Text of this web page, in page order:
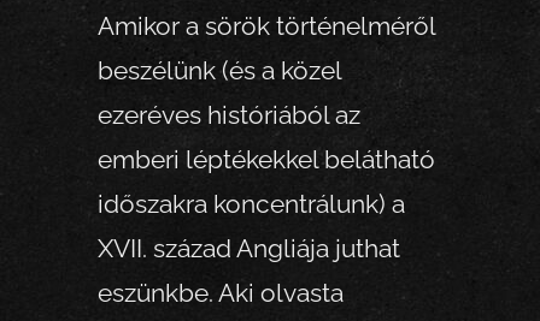
Amikor a sörök történelméről
beszélünk (és a közel
ezeréves históriából az
emberi léptékekkel belátható
időszakra koncentrálunk) a
XVII. század Angliája juthat
eszünkbe. Aki olvasta